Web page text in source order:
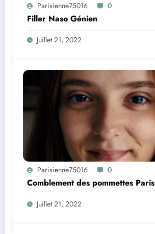
Parisienne75016 0
Filler Naso Génien
Juillet 21, 2022
Parisienne75016 0
Comblement des pommettes Paris
Juillet 21, 2022